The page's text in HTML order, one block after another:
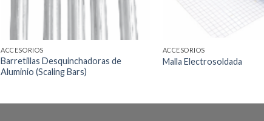
ACCESORIOS
Barretillas Desquinchadoras de
Aluminio (Scaling Bars)
ACCESORIOS
Malla Electrosoldada